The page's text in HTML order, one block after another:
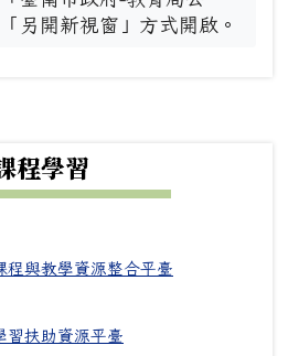
另開新視窗」方式開啟。
程學習
程與教學資源整合平臺
習扶助資源平臺